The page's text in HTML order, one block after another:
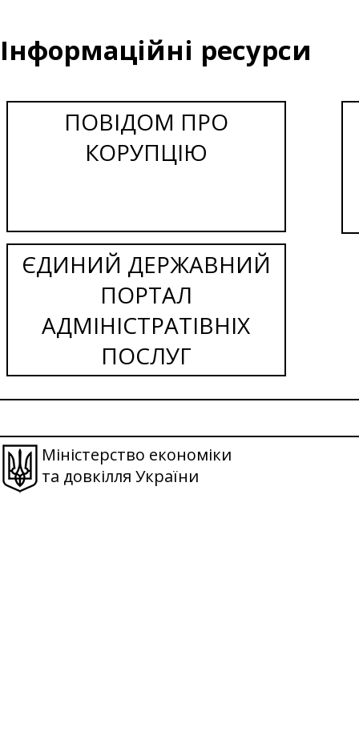
Інформаційні ресурси
ПОВІДОМ ПРО
КОРУПЦІЮ
ЄДИНИЙ ДЕРЖАВНИЙ
ПОРТАЛ
АДМІНІСТРАТІВНІХ
ПОСЛУГ
Міністерство економіки
та довкілля України